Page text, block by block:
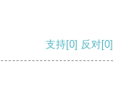
支持[0] 反对[0]